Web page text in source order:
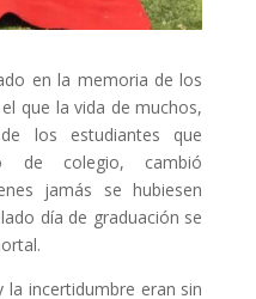
en la memoria de los
que la vida de muchos,
los estudiantes que
de colegio, cambió
jamás se hubiesen
día de graduación se
la incertidumbre eran sin